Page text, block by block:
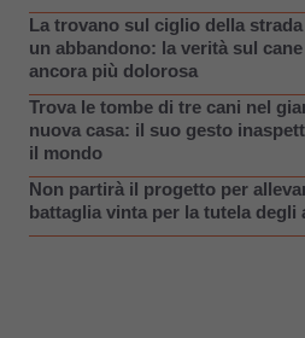
La trovano sul ciglio della
un abbandono: la verità sul
ancora più dolorosa
Trova le tombe di tre cani nel
nuova casa: il suo gesto
il mondo
Non partirà il progetto per
battaglia vinta per la tutela degli